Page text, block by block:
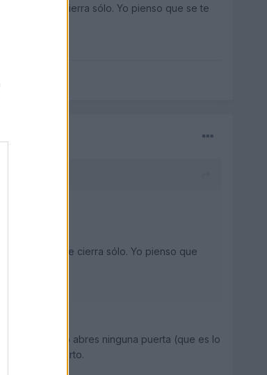
tiempo se cierra sólo. Yo pienso que se te
tiempo se cierra sólo. Yo pienso que
mando, y no abres ninguna puerta (que es lo
el coche abierto.